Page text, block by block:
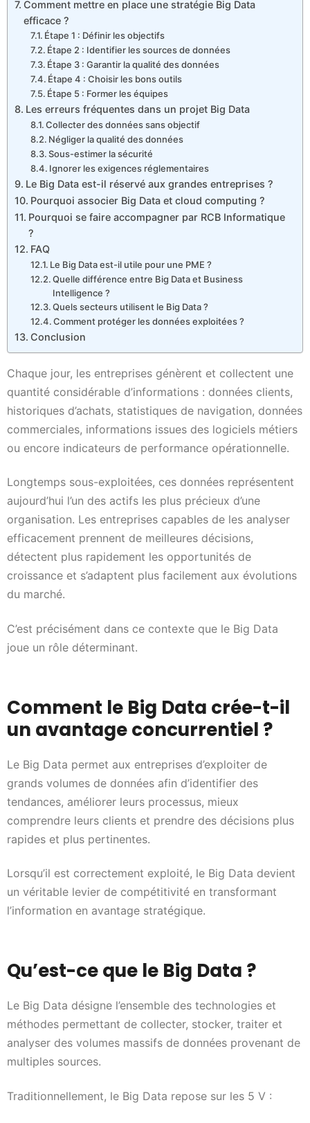
Comment mettre en place une stratégie Big Data
efficace ?
Étape 1 : Définir les objectifs
Étape 2 : Identifier les sources de données
Étape 3 : Garantir la qualité des données
Étape 4 : Choisir les bons outils
Étape 5 : Former les équipes
Les erreurs fréquentes dans un projet Big Data
Collecter des données sans objectif
Négliger la qualité des données
Sous-estimer la sécurité
Ignorer les exigences réglementaires
Le Big Data est-il réservé aux grandes entreprises ?
Pourquoi associer Big Data et cloud computing ?
Pourquoi se faire accompagner par RCB Informatique
?
FAQ
Le Big Data est-il utile pour une PME ?
Quelle différence entre Big Data et Business
Intelligence ?
Quels secteurs utilisent le Big Data ?
Comment protéger les données exploitées ?
Conclusion
Chaque jour, les entreprises génèrent et collectent une
quantité considérable d’informations : données clients,
historiques d’achats, statistiques de navigation, données
commerciales, informations issues des logiciels métiers
ou encore indicateurs de performance opérationnelle.
Longtemps sous-exploitées, ces données représentent
aujourd’hui l’un des actifs les plus précieux d’une
organisation. Les entreprises capables de les analyser
efficacement prennent de meilleures décisions,
détectent plus rapidement les opportunités de
croissance et s’adaptent plus facilement aux évolutions
du marché.
C’est précisément dans ce contexte que le Big Data
joue un rôle déterminant.
Comment le Big Data crée-t-il
un avantage concurrentiel ?
Le Big Data permet aux entreprises d’exploiter de
grands volumes de données afin d’identifier des
tendances, améliorer leurs processus, mieux
comprendre leurs clients et prendre des décisions plus
rapides et plus pertinentes.
Lorsqu’il est correctement exploité, le Big Data devient
un véritable levier de compétitivité en transformant
l’information en avantage stratégique.
Qu’est-ce que le Big Data ?
Le Big Data désigne l’ensemble des technologies et
méthodes permettant de collecter, stocker, traiter et
analyser des volumes massifs de données provenant de
multiples sources.
Traditionnellement, le Big Data repose sur les 5 V :